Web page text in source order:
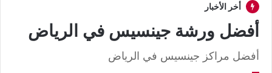
أخر الأخبار
أفضل ورشة جينسيس في الرياض
أفضل مراكز جينسيس في الرياض